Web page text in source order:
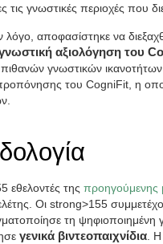
τις γνωστικές περιοχές που
λόγο, αποφασίστηκε να
αξιολόγηση του
γνωστικών
του CogniFit, η
εθελοντές της προηγούμενης
Οι strong>155
τη ψηφιοποιημένη
γενικά βιντεοπαιχνίδια .